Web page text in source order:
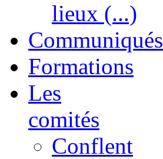
lieux (...)
Communiqués
Formations
Les
comités
Conflent